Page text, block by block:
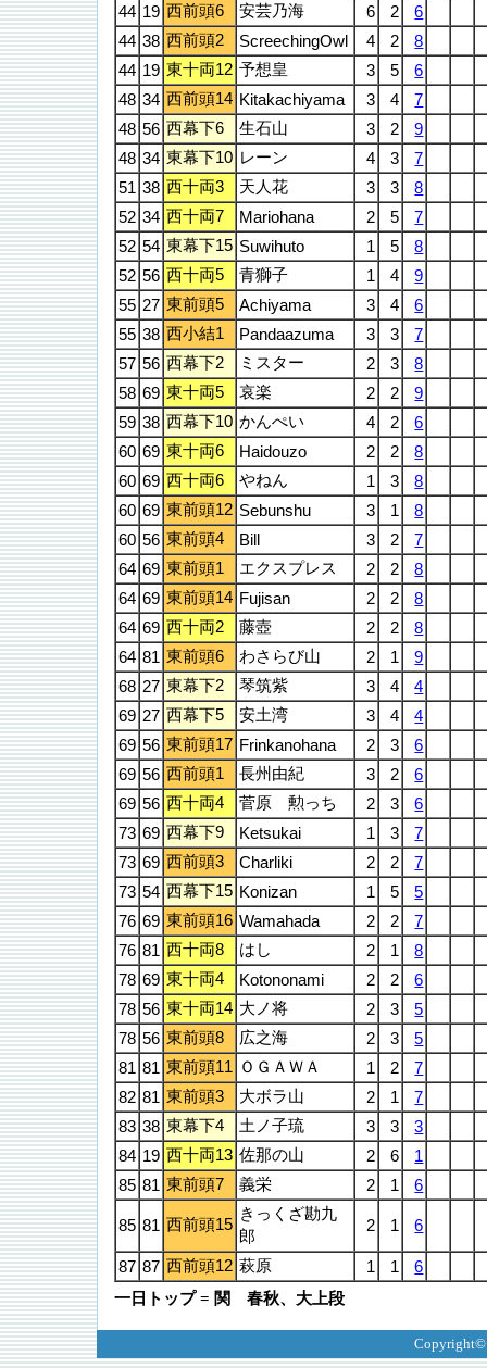
44 19 西前頭6 安芸乃海 6 2
6
44 38 西前頭2 ScreechingOwl 4 2
8
44 19 東十両12 予想皇 3 5
6
48 34 西前頭14 Kitakachiyama 3 4
7
48 56 西幕下6 生石山 3 2
9
48 34 東幕下10 レーン 4 3
7
51 38 西十両3 天人花 3 3
8
52 34 西十両7 Mariohana 2 5
7
52 54 東幕下15 Suwihuto 1 5
8
52 56 西十両5 青獅子 1 4
9
55 27 東前頭5 Achiyama 3 4
6
55 38 西小結1 Pandaazuma 3 3
7
57 56 西幕下2 ミスター 2 3
8
58 69 東十両5 哀楽 2 2
9
59 38 西幕下10 かんぺい 4 2
6
60 69 東十両6 Haidouzo 2 2
8
60 69 西十両6 やねん 1 3
8
60 69 東前頭12 Sebunshu 3 1
8
60 56 東前頭4 Bill 3 2
7
64 69 東前頭1 エクスプレス 2 2
8
64 69 東前頭14 Fujisan 2 2
8
64 69 西十両2 藤壺 2 2
8
64 81 東前頭6 わさらび山 2 1
9
68 27 東幕下2 琴筑紫 3 4
4
69 27 西幕下5 安土湾 3 4
4
69 56 東前頭17 Frinkanohana 2 3
6
69 56 西前頭1 長州由紀 3 2
6
69 56 西十両4 菅原 勲っち 2 3
6
73 69 西幕下9 Ketsukai 1 3
7
73 69 西前頭3 Charliki 2 2
7
73 54 西幕下15 Konizan 1 5
5
76 69 東前頭16 Wamahada 2 2
7
76 81 西十両8 はし 2 1
8
78 69 東十両4 Kotononami 2 2
6
78 56 東十両14 大ノ将 2 3
5
78 56 東前頭8 広之海 2 3
5
81 81 東前頭11 ＯＧＡＷＡ 1 2
7
82 81 東前頭3 大ボラ山 2 1
7
83 38 東幕下4 土ノ子琉 3 3
3
84 19 西十両13 佐那の山 2 6
1
85 81 東前頭7 義栄 2 1 6
85 81 西前頭15
きっくざ勘九
郎
2 1 6
87 87 西前頭12 萩原 1 1
6
一日トップ = 関 春秋、大上段